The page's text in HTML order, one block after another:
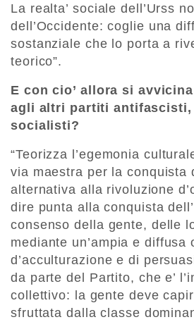
La realta’ sociale dell’Urss
dell’Occidente: coglie una
sostanziale che lo porta a
teorico”.
E con cio’ allora si
agli altri partiti antifascisti,
socialisti?
“Teorizza l’egemonia
via maestra per la conquista
alternativa alla rivoluzione
dire punta alla conquista
consenso della gente, delle
mediante un’ampia e diffusa
d’acculturazione e di
da parte del Partito, che e’
collettivo: la gente deve
sfruttata dalla classe